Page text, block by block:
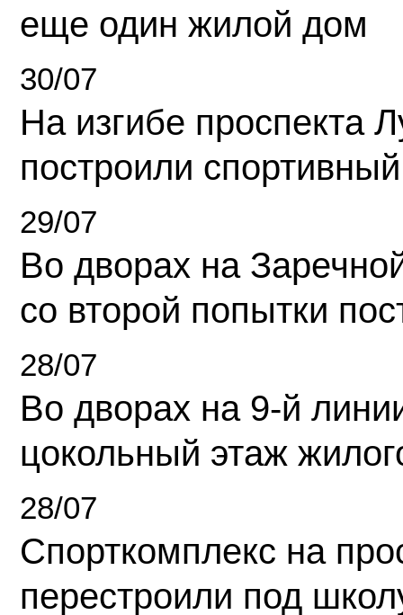
еще один жилой дом
30/07
На изгибе проспекта
построили
29/07
Во дворах на
со второй попытки
28/07
Во дворах на 9-й
цокольный этаж
28/07
Спорткомплекс на
перестроили под